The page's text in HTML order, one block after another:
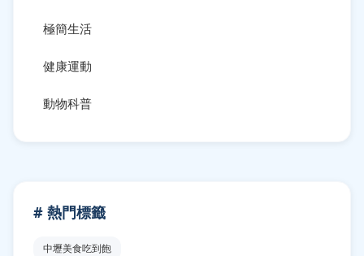
極簡生活
健康運動
動物科普
# 熱門標籤
中壢美食吃到飽